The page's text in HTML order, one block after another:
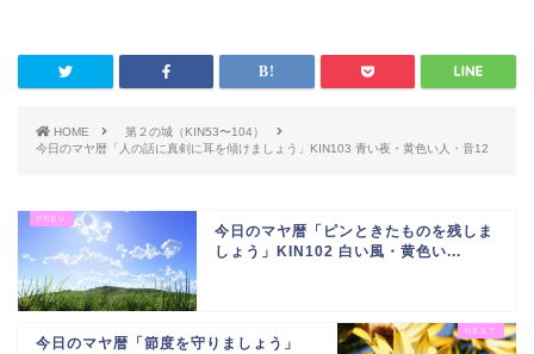
HOME
第２の城（KIN53〜104）
今日のマヤ暦「人の話に真剣に耳を傾けましょう」KIN103 青い夜・黄色い人・音12
今日のマヤ暦「ピンときたものを残しま
しょう」KIN102 白い風・黄色い...
今日のマヤ暦「節度を守りましょう」